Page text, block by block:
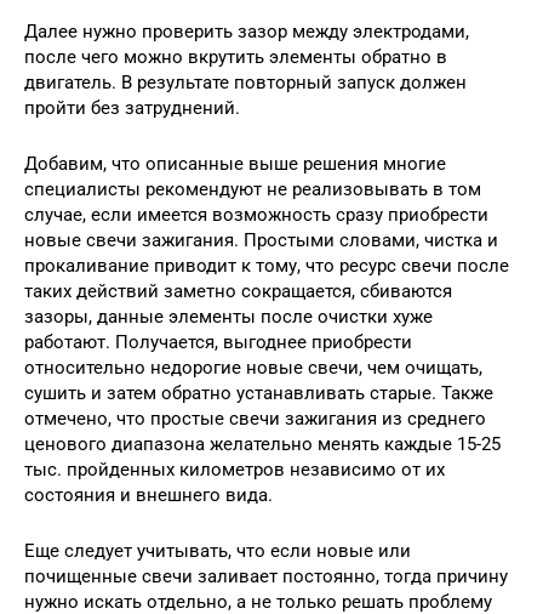
Далее нужно проверить зазор между электродами,
после чего можно вкрутить элементы обратно в
двигатель. В результате повторный запуск должен
пройти без затруднений.
Добавим, что описанные выше решения многие
специалисты рекомендуют не реализовывать в том
случае, если имеется возможность сразу приобрести
новые свечи зажигания. Простыми словами, чистка и
прокаливание приводит к тому, что ресурс свечи после
таких действий заметно сокращается, сбиваются
зазоры, данные элементы после очистки хуже
работают. Получается, выгоднее приобрести
относительно недорогие новые свечи, чем очищать,
сушить и затем обратно устанавливать старые. Также
отмечено, что простые свечи зажигания из среднего
ценового диапазона желательно менять каждые 15-25
тыс. пройденных километров независимо от их
состояния и внешнего вида.
Еще следует учитывать, что если новые или
почищенные свечи заливает постоянно, тогда причину
нужно искать отдельно, а не только решать проблему